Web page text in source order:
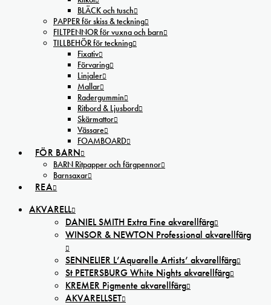
BLÄCK och tusch
PAPPER för skiss & teckning
FILTPENNOR för vuxna och barn
TILLBEHÖR för teckning
Fixativ
Förvaring
Linjaler
Mallar
Radergummin
Ritbord & Ljusbord
Skärmattor
Vässare
FOAMBOARD
FÖR BARN
BARN Ritpapper och färgpennor
Barnsaxar
REA
AKVARELL
DANIEL SMITH Extra Fine akvarellfärg
WINSOR & NEWTON Professional akvarellfärg
SENNELIER L’Aquarelle Artists’ akvarellfärg
St PETERSBURG White Nights akvarellfärg
KREMER Pigmente akvarellfärg
AKVARELLSET